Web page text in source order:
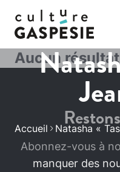
Accueil Natasha «
Aucun
Abonnez-vous à
manquer des